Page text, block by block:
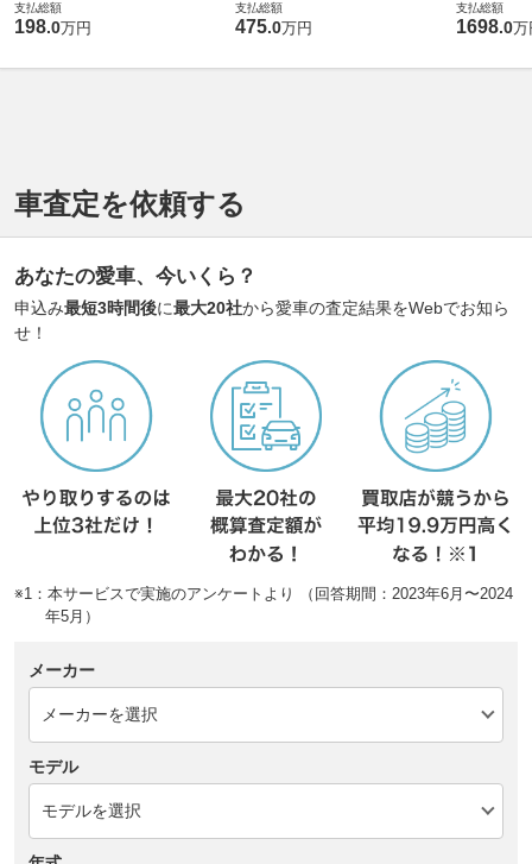
支払総額
198.0万円
支払総額
475.0万円
支払総額
1698.0万
車査定を依頼する
あなたの愛車、今いくら？
申込み最短3時間後に最大20社から愛車の査定結果をWebでお知ら
せ！
※1：本サービスで実施のアンケートより （回答期間：2023年6月〜2024
年5月）
メーカー
モデル